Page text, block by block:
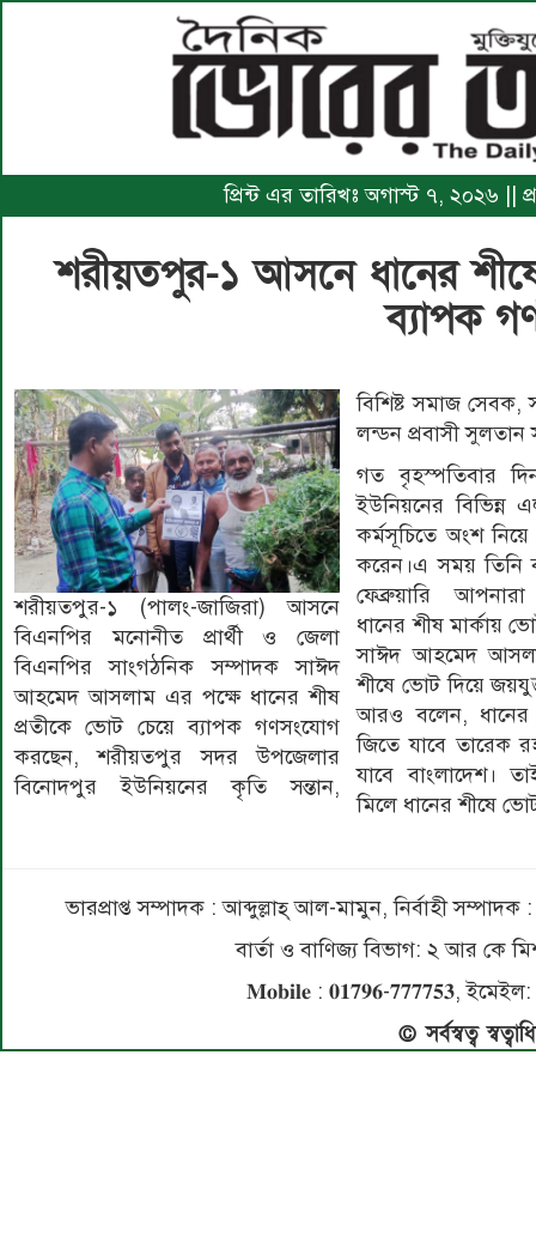
প্রিন্ট এর তারিখঃ অগাস্ট ৭, ২০২৬ ||
শরীয়তপুর-১ আসনে ধানের
ব্যাপক
শরীয়তপুর-১ (পালং-জাজিরা) আসনে
বিএনপির মনোনীত প্রার্থী ও জেলা
বিএনপির সাংগঠনিক সম্পাদক সাঈদ
আহমেদ আসলাম এর পক্ষে ধানের শীষ
প্রতীকে ভোট চেয়ে ব্যাপক গণসংযোগ
করছেন, শরীয়তপুর সদর উপজেলার
বিনোদপুর ইউনিয়নের কৃতি সন্তান,
বিশিষ্ট সমাজ সেবক,
লন্ডন প্রবাসী সুলতান
গত বৃহস্পতিবার
ইউনিয়নের বিভিন্ন
কর্মসূচিতে অংশ নিয়ে
করেন।এ সময় তিনি
ফেব্রুয়ারি
ধানের শীষ মার্কায়
সাঈদ আহমেদ
শীষে ভোট দিয়ে
আরও বলেন, ধানের
জিতে যাবে তারেক
যাবে বাংলাদেশ।
মিলে ধানের শীষে
ভারপ্রাপ্ত সম্পাদক : আব্দুল্লাহ্ আল-মামুন, নির্বাহী
বার্তা ও বাণিজ্য বিভাগ: ২ আর কে
𝐌𝐨𝐛𝐢𝐥𝐞 : 𝟎𝟏𝟕𝟗𝟔-𝟕𝟕𝟕𝟕𝟓𝟑,
© সর্বস্বত্ব